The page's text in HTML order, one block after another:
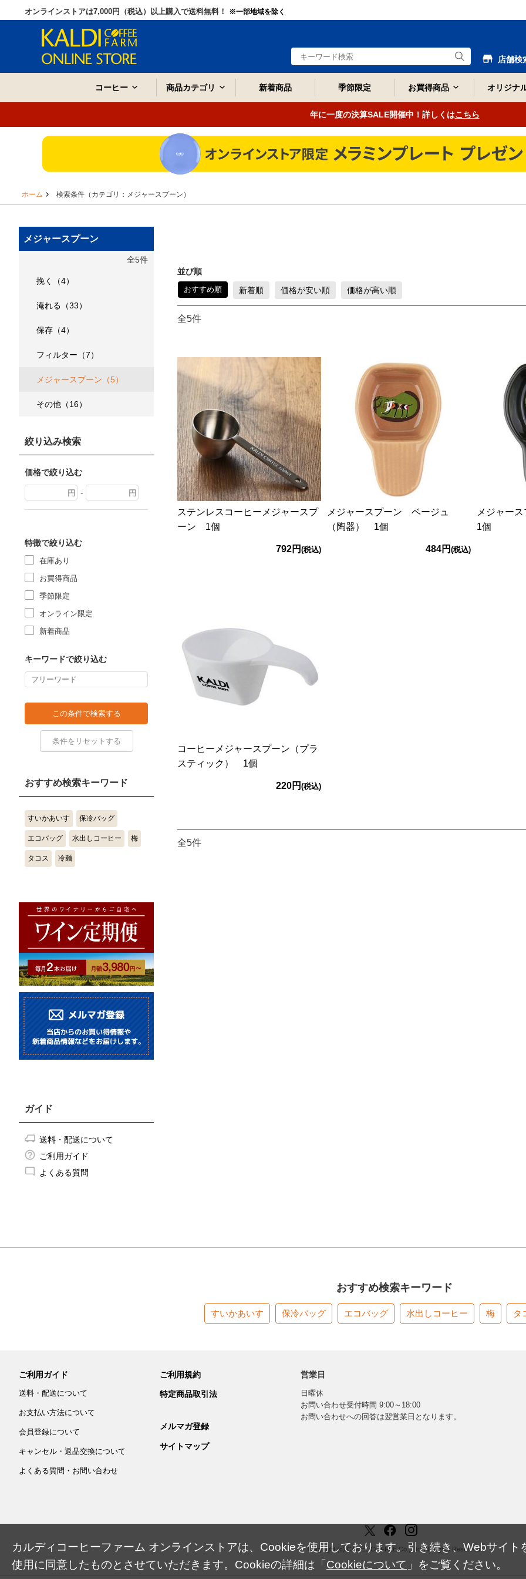
オンラインストアは7,000円（税込）以上購入で送料無料！ ※一部地域を除く
店舗検
コーヒー 商品カテゴリ 新着商品 季節限定 お買得商品 オリジナ
年に一度の決算SALE開催中！詳しくはこちら
ホーム 検索条件（カテゴリ：メジャースプーン）
並び順
おすすめ順 新着順 価格が安い順 価格が高い順
全5件
ステンレスコーヒーメジャースプ
ーン 1個
792円 (税込)
メジャースプーン ベージュ
（陶器） 1個
484円 (税込)
メジャー
1個
コーヒーメジャースプーン（プラ
スティック） 1個
220円 (税込)
全5件
メジャースプーン
全5件
挽く（4）
淹れる（33）
保存（4）
フィルター（7）
メジャースプーン（5）
その他（16）
絞り込み検索
価格で絞り込む
-
特徴で絞り込む
在庫あり
お買得商品
季節限定
オンライン限定
新着商品
キーワードで絞り込む
おすすめ検索キーワード
すいかあいす 保冷バッグ
エコバッグ 水出しコーヒー 梅
タコス 冷麺
ガイド
送料・配送について
ご利用ガイド
よくある質問
おすすめ検索キーワード
すいかあいす 保冷バッグ エコバッグ 水出しコーヒー 梅 タ
ご利用ガイド
送料・配送について
お支払い方法について
会員登録について
キャンセル・返品交換について
よくある質問・お問い合わせ
ご利用規約
特定商品取引法
メルマガ登録
サイトマップ
営業日
日曜休
お問い合わせ受付時間 9:00～18:00
お問い合わせへの回答は翌営業日となります。
Copyright (c) CAMEL COFFEE Co., Ltd. All Rights Reserved.
カルディコーヒーファーム オンラインストアは、Cookieを使用しております。引き続き、Webサイ
使用に同意したものとさせていただきます。Cookieの詳細は「 Cookieについて 」をご覧ください。